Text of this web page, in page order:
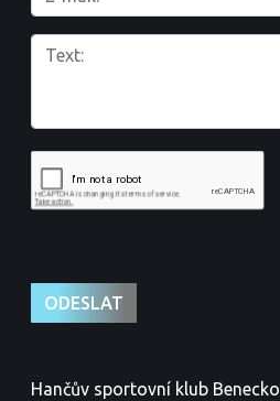
Hančův sportovní klub Benecko